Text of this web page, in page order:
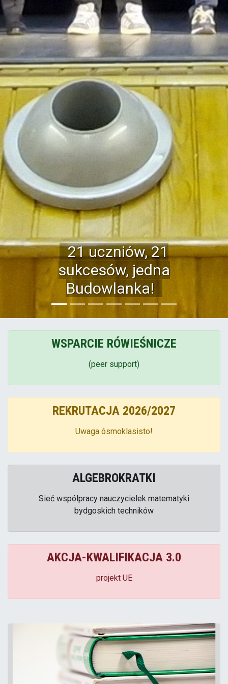
WSPARCIE RÓWIEŚNICZE
(peer support)
REKRUTACJA 2026/2027
Uwaga ósmoklasisto!
ALGEBROKRATKI
Sieć wspólpracy nauczycielek matematyki
bydgoskich techników
AKCJA-KWALIFIKACJA 3.0
projekt UE